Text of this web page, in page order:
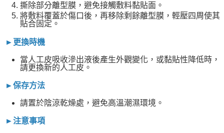
撕除部分離型膜，避免接觸敷料黏貼面。
將敷料覆蓋於傷口後，再移除剩餘離型膜，輕壓四周使其
貼合固定。
►更換時機
當人工皮吸收滲出液後產生外觀變化，或黏貼性降低時，
請更換新的人工皮。
►保存方法
請置於陰涼乾燥處，避免高溫潮濕環境。
►注意事項